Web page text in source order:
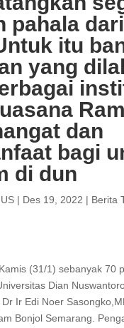
pahala
itu
yang
dan
bagi
di dun
| Des 19, 2022 | Berita
(31/1) sebanyak 70
Dian
Ir Edi Noer
Bonjol Semarang.